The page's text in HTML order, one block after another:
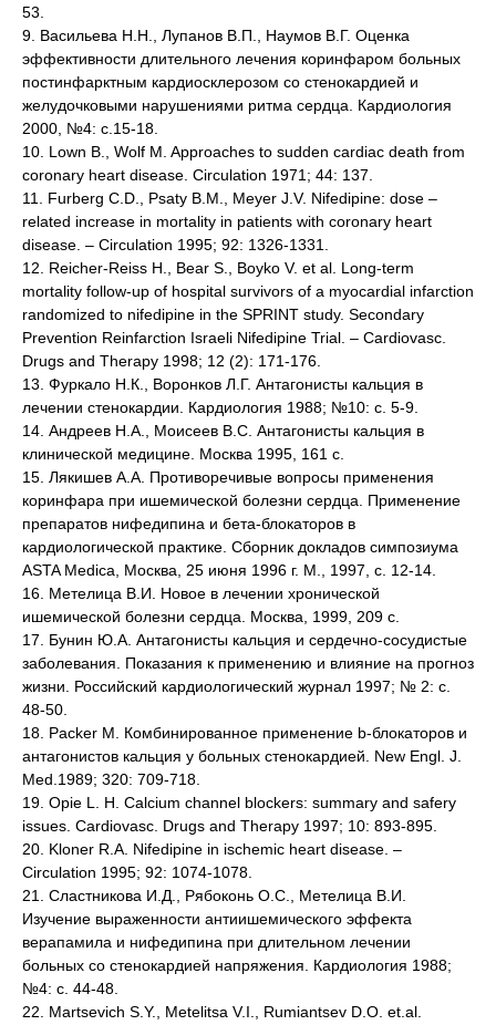
53.
9. Васильева Н.Н., Лупанов В.П., Наумов В.Г. Оценка
эффективности длительного лечения коринфаром больных
постинфарктным кардиосклерозом со стенокардией и
желудочковыми нарушениями ритма сердца. Кардиология
2000, №4: с.15-18.
10. Lown B., Wolf M. Approaches to sudden cardiac death from
coronary heart disease. Circulation 1971; 44: 137.
11. Furberg C.D., Psaty B.M., Meyer J.V. Nifedipine: dose –
related increase in mortality in patients with coronary heart
disease. – Circulation 1995; 92: 1326-1331.
12. Reicher-Reiss H., Bear S., Boyko V. et al. Long-term
mortality follow-up of hospital survivors of a myocardial infarction
randomized to nifedipine in the SPRINT study. Secondary
Prevention Reinfarction Israeli Nifedipine Trial. – Cardiovasc.
Drugs and Therapy 1998; 12 (2): 171-176.
13. Фуркало Н.К., Воронков Л.Г. Антагонисты кальция в
лечении стенокардии. Кардиология 1988; №10: с. 5-9.
14. Андреев Н.А., Моисеев В.С. Антагонисты кальция в
клинической медицине. Москва 1995, 161 с.
15. Лякишев А.А. Противоречивые вопросы применения
коринфара при ишемической болезни сердца. Применение
препаратов нифедипина и бета-блокаторов в
кардиологической практике. Сборник докладов симпозиума
ASTA Medica, Москва, 25 июня 1996 г. М., 1997, с. 12-14.
16. Метелица В.И. Новое в лечении хронической
ишемической болезни сердца. Москва, 1999, 209 с.
17. Бунин Ю.А. Антагонисты кальция и сердечно-сосудистые
заболевания. Показания к применению и влияние на прогноз
жизни. Российский кардиологический журнал 1997; № 2: с.
48-50.
18. Packer M. Комбинированное применение b-блокаторов и
антагонистов кальция у больных стенокардией. New Engl. J.
Med.1989; 320: 709-718.
19. Opie L. H. Calcium channel blockers: summary and safery
issues. Cardiovasc. Drugs and Therapy 1997; 10: 893-895.
20. Kloner R.A. Nifedipine in ischemic heart disease. –
Circulation 1995; 92: 1074-1078.
21. Сластникова И.Д., Рябоконь О.С., Метелица В.И.
Изучение выраженности антиишемического эффекта
верапамила и нифедипина при длительном лечении
больных со стенокардией напряжения. Кардиология 1988;
№4: с. 44-48.
22. Martsevich S.Y., Metelitsa V.I., Rumiantsev D.O. et.al.